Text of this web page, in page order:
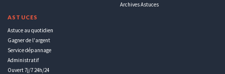
ASTUCES
Astuce au quotidien
Gagner de l'argent
Service dépannage
Administratif
Ouvert 7j/7 24h/24
Archives Astuces